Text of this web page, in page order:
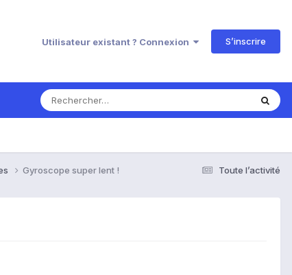
Utilisateur existant ? Connexion S’inscrire
Toute l’activité
Gyroscope super lent !